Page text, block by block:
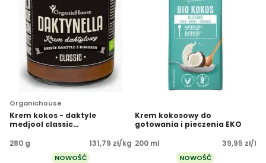
Organichouse
Krem kokos - daktyle
medjool classic
280 g
131,79 zł/kg
NOWOŚĆ
Krem kokosowy do
gotowania i pieczenia EKO
200 ml
39,95 zł/l
NOWOŚĆ